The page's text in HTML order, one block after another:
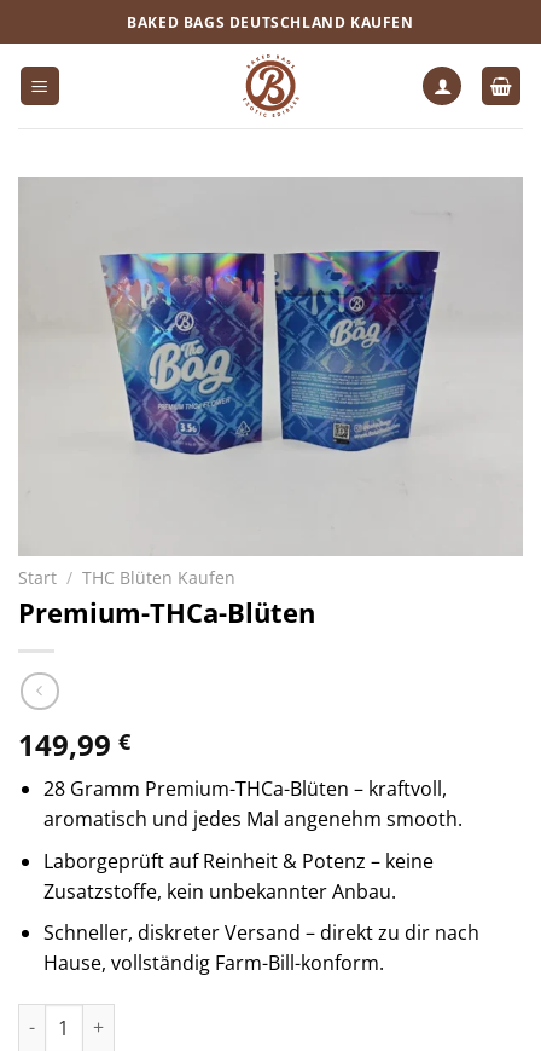
Inhalt
springen
BAKED BAGS DEUTSCHLAND KAUFEN
Start / THC Blüten Kaufen
Premium-THCa-Blüten
149,99 €
28 Gramm Premium-THCa-Blüten – kraftvoll,
aromatisch und jedes Mal angenehm smooth.
Laborgeprüft auf Reinheit & Potenz – keine
Zusatzstoffe, kein unbekannter Anbau.
Schneller, diskreter Versand – direkt zu dir nach
Hause, vollständig Farm-Bill-konform.
Premium-THCa-Blüten Menge